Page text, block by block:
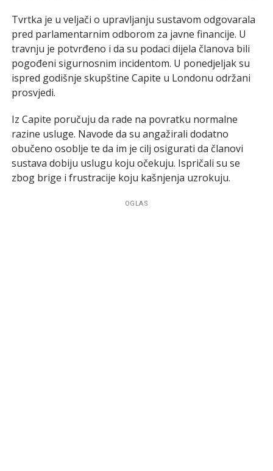
Tvrtka je u veljači o upravljanju sustavom odgovarala
pred parlamentarnim odborom za javne financije. U
travnju je potvrđeno i da su podaci dijela članova bili
pogođeni sigurnosnim incidentom. U ponedjeljak su
ispred godišnje skupštine Capite u Londonu održani
prosvjedi.
Iz Capite poručuju da rade na povratku normalne
razine usluge. Navode da su angažirali dodatno
obučeno osoblje te da im je cilj osigurati da članovi
sustava dobiju uslugu koju očekuju. Ispričali su se
zbog brige i frustracije koju kašnjenja uzrokuju.
OGLAS